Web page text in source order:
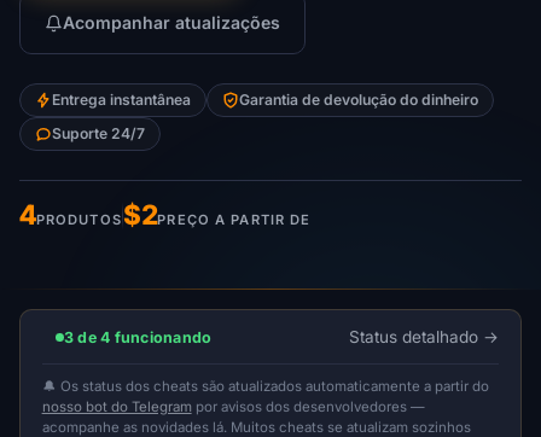
Acompanhar atualizações
Entrega instantânea
Garantia de devolução do dinheiro
Suporte 24/7
4PRODUTOS$2PREÇO A PARTIR DE
3 de 4 funcionando Status detalhado
🔔 Os status dos cheats são atualizados automaticamente a partir do
nosso bot do Telegram por avisos dos desenvolvedores —
acompanhe as novidades lá. Muitos cheats se atualizam sozinhos